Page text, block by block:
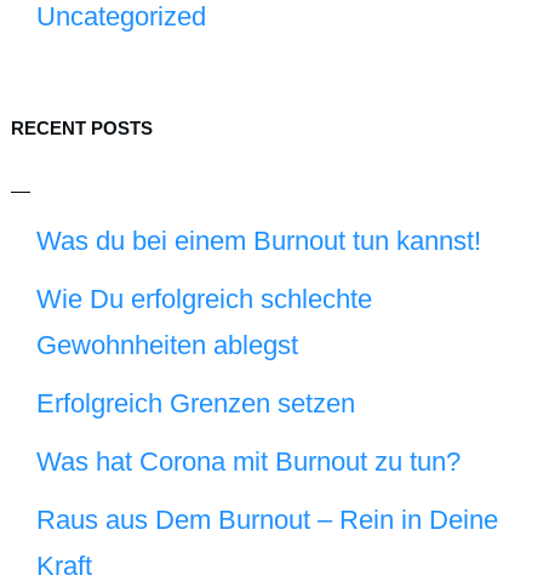
Uncategorized
RECENT POSTS
Was du bei einem Burnout tun kannst!
Wie Du erfolgreich schlechte
Gewohnheiten ablegst
Erfolgreich Grenzen setzen
Was hat Corona mit Burnout zu tun?
Raus aus Dem Burnout – Rein in Deine
Kraft